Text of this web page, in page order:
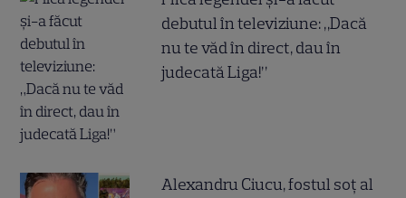
debutul în televiziune: „Dacă
nu te văd în direct, dau în
judecată Liga!”
Alexandru Ciucu, fostul soț al